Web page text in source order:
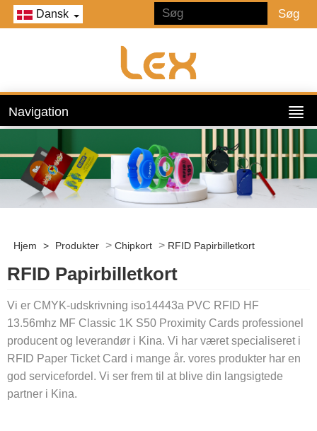
Dansk
Navigation
Hjem > Produkter > Chipkort > RFID Papirbilletkort
RFID Papirbilletkort
Vi er CMYK-udskrivning iso14443a PVC RFID HF
13.56mhz MF Classic 1K S50 Proximity Cards professionel
producent og leverandør i Kina. Vi har været specialiseret i
RFID Paper Ticket Card i mange år. vores produkter har en
god servicefordel. Vi ser frem til at blive din langsigtede
partner i Kina.